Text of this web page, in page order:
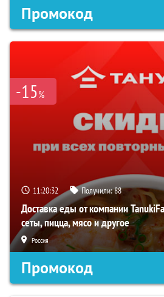
Промокод
-15%
11:20:32 Получили:88
Доставка еды от компании
сеты, пицца, мясо и другое
Россия
Промокод